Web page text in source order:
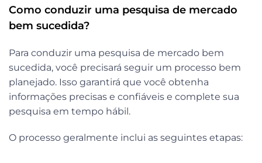
Como conduzir uma pesquisa de mercado
bem sucedida?
Para conduzir uma pesquisa de mercado bem
sucedida, você precisará seguir um processo bem
planejado. Isso garantirá que você obtenha
informações precisas e confiáveis e complete sua
pesquisa em tempo hábil.
O processo geralmente inclui as seguintes etapas: